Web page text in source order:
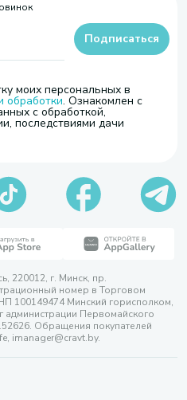
моих персональных в
обработки. Ознакомлен с
с обработкой,
последствиями дачи
Подписаться
220012, г. Минск, пр.
номер в Торговом
100149474 Минский горисполком,
администрации Первомайского
Обращения покупателей
imanager@cravt.by.